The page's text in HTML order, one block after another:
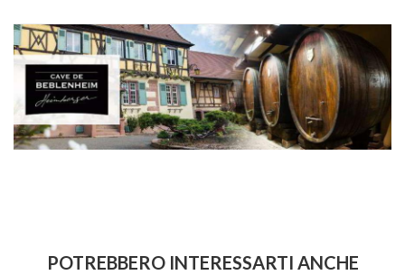
POTREBBERO INTERESSARTI ANCHE